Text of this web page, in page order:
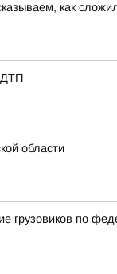
как
ДТП
области
грузовиков по